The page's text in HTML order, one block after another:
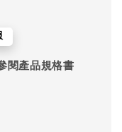
閱產品規格書